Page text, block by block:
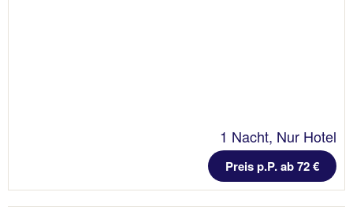
1 Nacht, Nur Hotel
Preis p.P. ab 72 €